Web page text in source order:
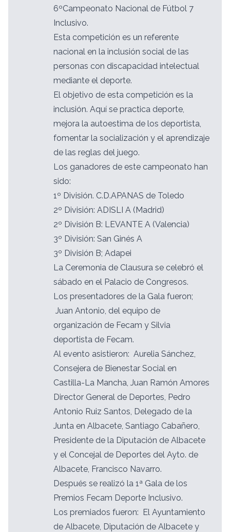
6ºCampeonato Nacional de Fútbol 7
Inclusivo.
Esta competición es un referente
nacional en la inclusión social de las
personas con discapacidad intelectual
mediante el deporte.
El objetivo de esta competición es la
inclusión. Aquí se practica deporte,
mejora la autoestima de los deportista,
fomentar la socialización y el aprendizaje
de las reglas del juego.
Los ganadores de este campeonato han
sido:
1º División. C.D.APANAS de Toledo
2º División: ADISLI A (Madrid)
2º División B: LEVANTE A (Valencia)
3º División: San Ginés A
3º División B; Adapei
La Ceremonia de Clausura se celebró el
sábado en el Palacio de Congresos.
Los presentadores de la Gala fueron;
Juan Antonio, del equipo de
organización de Fecam y Silvia
deportista de Fecam.
Al evento asistieron: Aurelia Sánchez,
Consejera de Bienestar Social en
Castilla-La Mancha, Juan Ramón Amores
Director General de Deportes, Pedro
Antonio Ruiz Santos, Delegado de la
Junta en Albacete, Santiago Cabañero,
Presidente de la Diputación de Albacete
y el Concejal de Deportes del Ayto. de
Albacete, Francisco Navarro.
Después se realizó la 1ª Gala de los
Premios Fecam Deporte Inclusivo.
Los premiados fueron: El Ayuntamiento
de Albacete, Diputación de Albacete y